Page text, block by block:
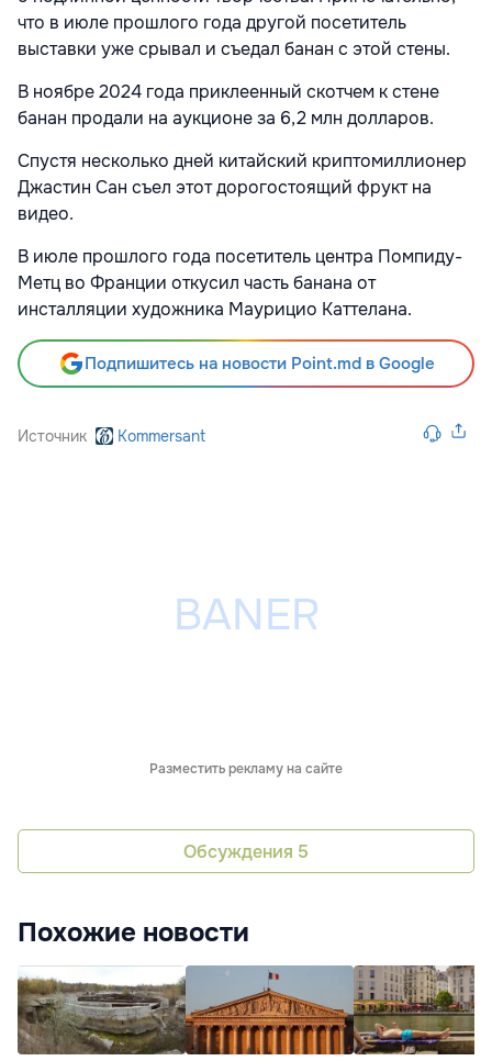
что в июле прошлого года другой посетитель
выставки уже срывал и съедал банан с этой стены.
В ноябре 2024 года приклеенный скотчем к стене
банан продали на аукционе за 6,2 млн долларов.
Спустя несколько дней китайский криптомиллионер
Джастин Сан съел этот дорогостоящий фрукт на
видео.
В июле прошлого года посетитель центра Помпиду-
Метц во Франции откусил часть банана от
инсталляции художника Маурицио Каттелана.
Подпишитесь на новости Point.md в Google
Источник Kommersant
Разместить рекламу на сайте
Обсуждения 5
Похожие новости